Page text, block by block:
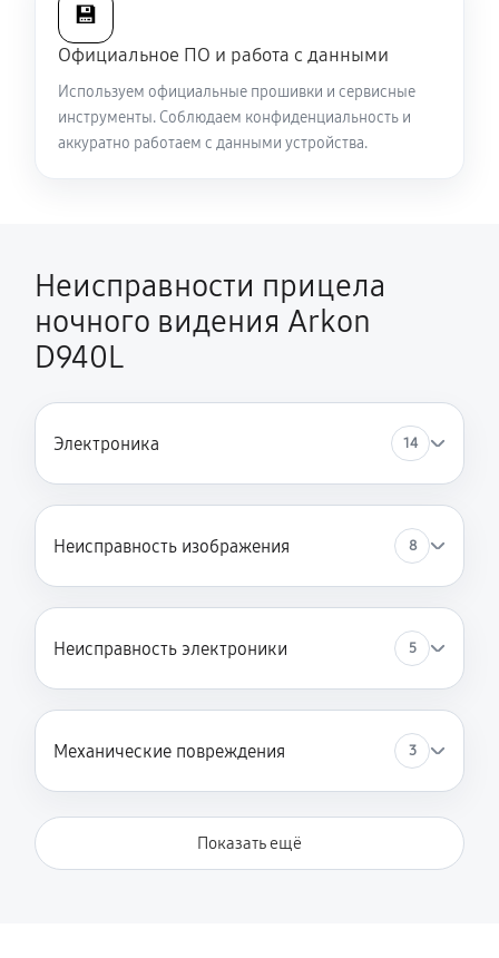
💾
Официальное ПО и работа с данными
Используем официальные прошивки и сервисные
инструменты. Соблюдаем конфиденциальность и
аккуратно работаем с данными устройства.
Неисправности прицела
ночного видения Arkon
D940L
Электроника 14
Неисправность изображения 8
Неисправность электроники 5
Механические повреждения 3
Показать ещё